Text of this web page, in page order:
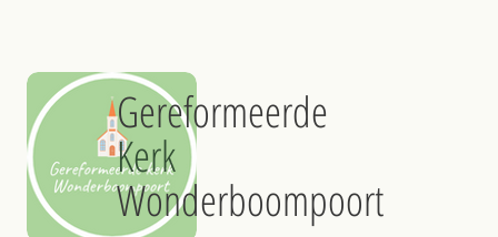
Gereformeerde
Kerk
Wonderboompoort